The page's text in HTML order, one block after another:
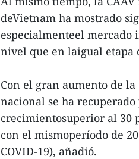
deVietnam ha mostrado
especialmenteel mercado
nivel que en laigual etapa
Con el gran aumento de
nacional se ha
crecimientosuperior al 30
con el mismoperíodo de
COVID-19), añadió.